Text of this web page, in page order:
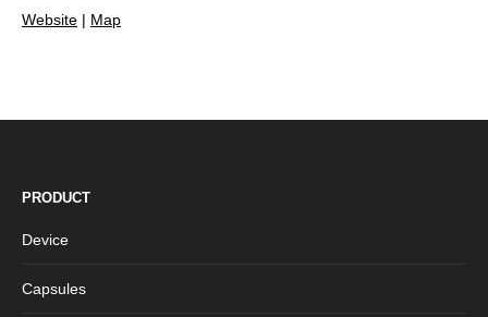
Website | Map
PRODUCT
Device
Capsules